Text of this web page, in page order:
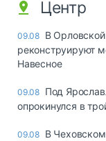
Центр
09.08 В
реконструируют
Навесное
09.08 Под
опрокинулся в
09.08 В